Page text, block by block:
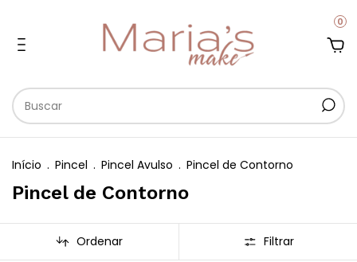
0
Início . Pincel . Pincel Avulso . Pincel de Contorno
Pincel de Contorno
Ordenar Filtrar